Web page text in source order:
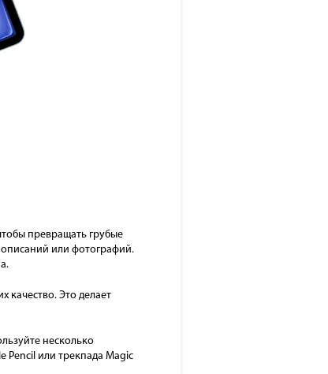
превращать грубые
или фотографий.
качество. Это делает
несколько
или трекпада Magic